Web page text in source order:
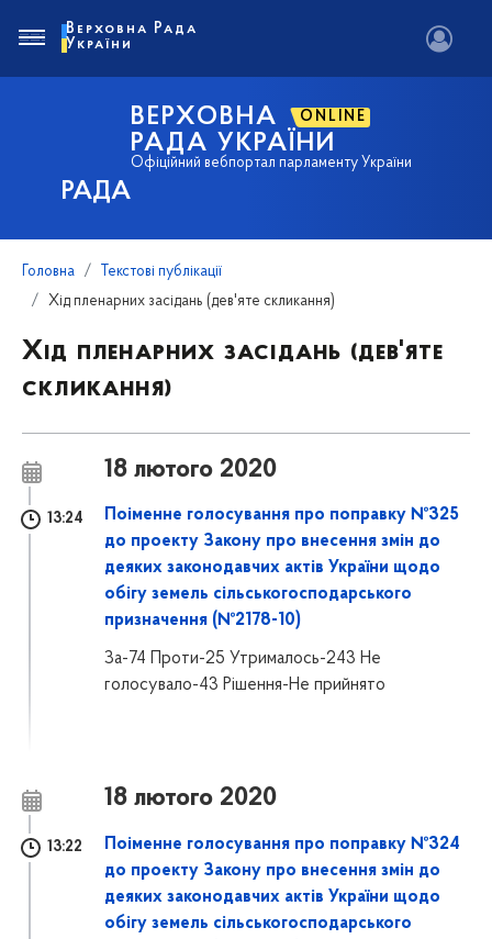
РАДА
ВЕРХОВНА ONLINE
РАДА УКРАЇНИ
Офіційний вебпортал парламенту України
Верховна Рада
України
Головна
Текстові публікації
Хід пленарних засідань (дев'яте скликання)
Хід пленарних засідань (дев'яте
скликання)
18 лютого 2020
13:24
Поіменне голосування про поправку №325
до проекту Закону про внесення змін до
деяких законодавчих актів України щодо
обігу земель сільськогосподарського
призначення (№2178-10)
За-74 Проти-25 Утрималось-243 Не
голосувало-43 Рішення-Не прийнято
18 лютого 2020
13:22
Поіменне голосування про поправку №324
до проекту Закону про внесення змін до
деяких законодавчих актів України щодо
обігу земель сільськогосподарського